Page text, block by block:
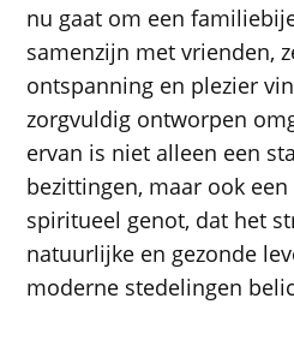
nu gaat om een
samenzijn met vrienden,
ontspanning en plezier
zorgvuldig ontworpen
ervan is niet alleen een
bezittingen, maar ook
spiritueel genot, dat het
natuurlijke en gezonde
moderne stedelingen